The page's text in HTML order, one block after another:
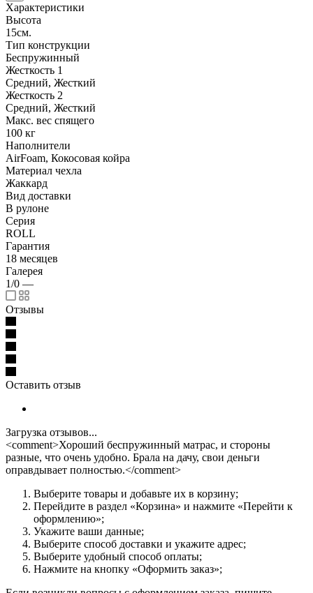
Характеристики
Высота
15см.
Тип конструкции
Беспружинный
Жесткость 1
Средний, Жесткий
Жесткость 2
Средний, Жесткий
Макс. вес спящего
100 кг
Наполнители
AirFoam, Кокосовая койра
Материал чехла
Жаккард
Вид доставки
В рулоне
Серия
ROLL
Гарантия
18 месяцев
Галерея
1/0 —
Отзывы
Оставить отзыв
Загрузка отзывов...
<comment>Хороший беспружинный матрас, и стороны
разные, что очень удобно. Брала на дачу, свои деньги
оправдывает полностью.</comment>
Выберите товары и добавьте их в корзину;
Перейдите в раздел «Корзина» и нажмите «Перейти к
оформлению»;
Укажите ваши данные;
Выберите способ доставки и укажите адрес;
Выберите удобный способ оплаты;
Нажмите на кнопку «Оформить заказ»;